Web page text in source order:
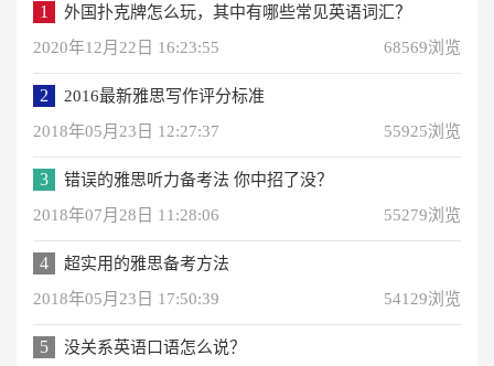
1
外国扑克牌怎么玩，其中有哪些常见英语词汇？
2020年12月22日 16:23:55
68569浏览
2
2016最新雅思写作评分标准
2018年05月23日 12:27:37
55925浏览
3
错误的雅思听力备考法 你中招了没？
2018年07月28日 11:28:06
55279浏览
4
超实用的雅思备考方法
2018年05月23日 17:50:39
54129浏览
5
没关系英语口语怎么说？